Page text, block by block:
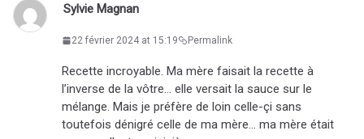
Sylvie Magnan
22 février 2024 at 15:19 Permalink
Recette incroyable. Ma mère faisait la recette à
l’inverse de la vôtre… elle versait la sauce sur le
mélange. Mais je préfère de loin celle-çi sans
toutefois dénigré celle de ma mère… ma mère était